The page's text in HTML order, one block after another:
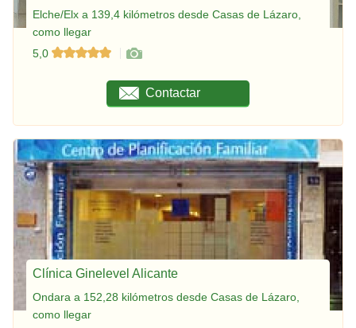
Elche/Elx a 139,4 kilómetros desde Casas de Lázaro,
como llegar
5,0
Contactar
Clínica Ginelevel Alicante
Ondara a 152,28 kilómetros desde Casas de Lázaro,
como llegar